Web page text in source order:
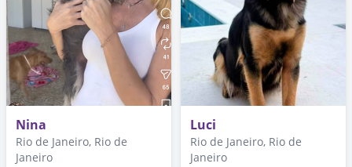
Nina
Rio de Janeiro, Rio de
Janeiro
Luci
Rio de Janeiro, Rio de
Janeiro